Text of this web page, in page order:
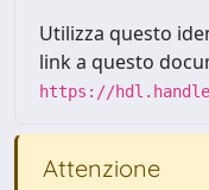
Utilizza questo
link a questo
https://
Attenzione